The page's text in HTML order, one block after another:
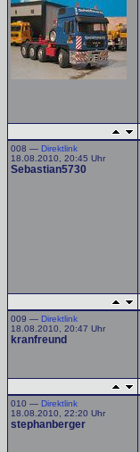
008 — Direktlink
18.08.2010, 20:45 Uhr
Sebastian5730
009 — Direktlink
18.08.2010, 20:47 Uhr
kranfreund
010 — Direktlink
18.08.2010, 22:20 Uhr
stephanberger